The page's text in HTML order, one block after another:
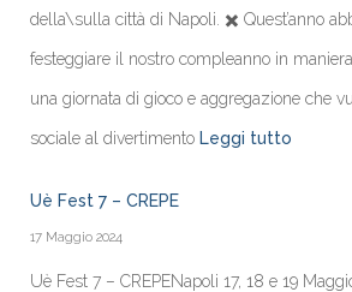
della\sulla città di Napoli. ✖️ Quest’anno
festeggiare il nostro compleanno in
una giornata di gioco e aggregazione che
sociale al divertimento Leggi tutto
Uè Fest 7 – CREPE
17 Maggio 2024
Uè Fest 7 – CREPENapoli 17, 18 e 19